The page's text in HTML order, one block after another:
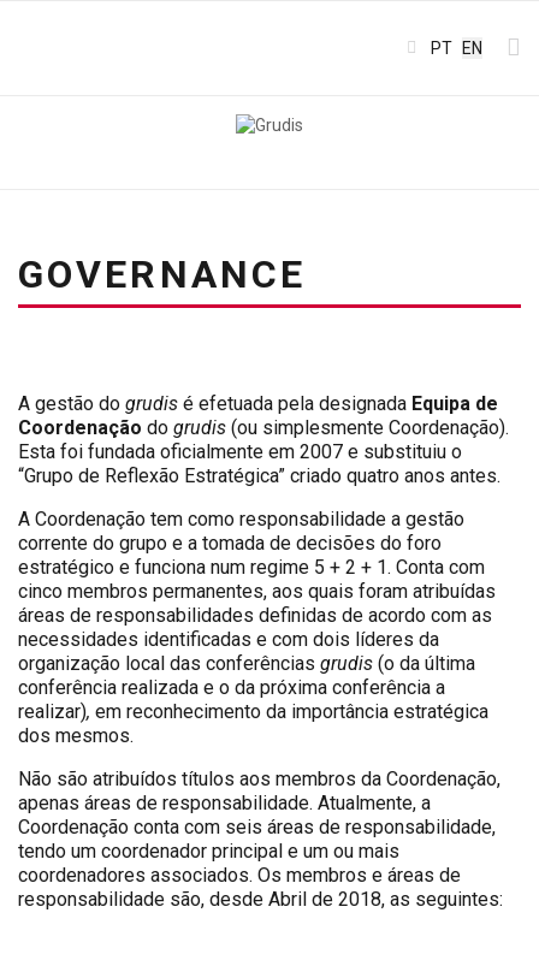
Select your
PT EN
GOVERNANCE
A gestão do grudis é efetuada pela designada Equipa de
Coordenação do grudis (ou simplesmente Coordenação).
Esta foi fundada oficialmente em 2007 e substituiu o
“Grupo de Reflexão Estratégica” criado quatro anos antes.
A Coordenação tem como responsabilidade a gestão
corrente do grupo e a tomada de decisões do foro
estratégico e funciona num regime 5 + 2 + 1. Conta com
cinco membros permanentes, aos quais foram atribuídas
áreas de responsabilidades definidas de acordo com as
necessidades identificadas e com dois líderes da
organização local das conferências grudis (o da última
conferência realizada e o da próxima conferência a
realizar), em reconhecimento da importância estratégica
dos mesmos.
Não são atribuídos títulos aos membros da Coordenação,
apenas áreas de responsabilidade. Atualmente, a
Coordenação conta com seis áreas de responsabilidade,
tendo um coordenador principal e um ou mais
coordenadores associados. Os membros e áreas de
responsabilidade são, desde Abril de 2018, as seguintes: